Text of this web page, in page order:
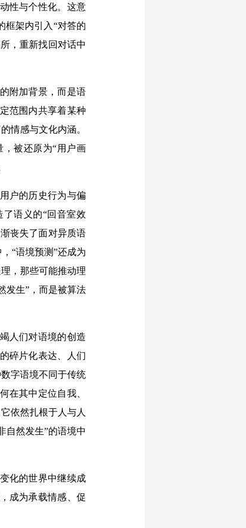
性与个性化。这意
框架内引入“对答的
，重新找回对话中
附加背景，而是语
范围内共享着某种
情感与文化内涵。
被还原为“用户画
户的历史行为与偏
语义的“回音室效
丧失了面对异质语
“语境预测”还成为
，那些可能推动理
发生”，而是被算法
人们对语境的创造
碎片化表达、人们
字语境不同于传统
在其中定位自我、
依然扎根于人与人
自然发生”的语境中
化的世界中继续成
成为承载情感、促